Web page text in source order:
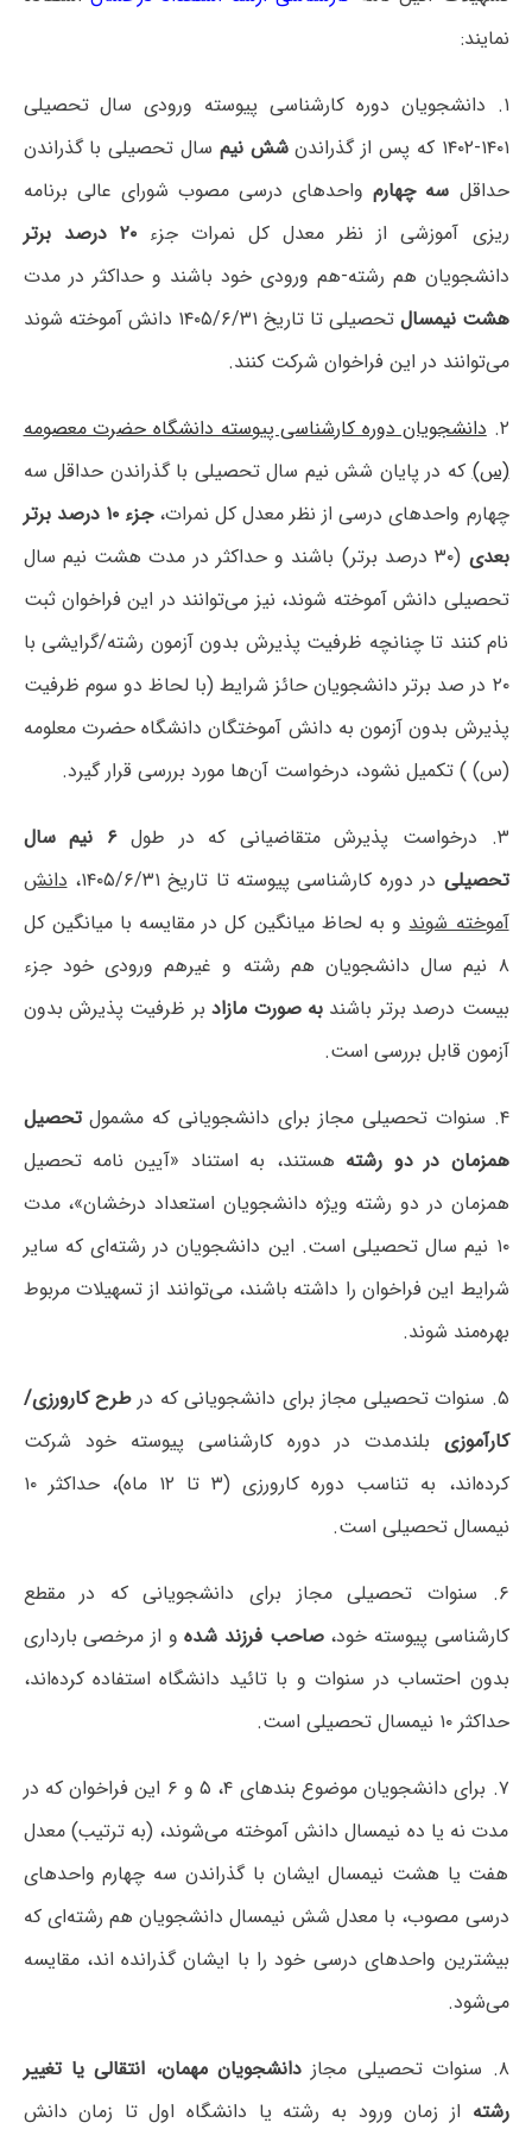
نمایند:
۱. دانشجویان دوره کارشناسی پیوسته ورودی سال تحصیلی
۱۴۰۱-۱۴۰۲ که پس از گذراندن
شش نیم سال تحصیلی با گذراندن
حداقل سه چهارمواحدهای درسی مصوب شورای عالی برنامه
ریزی آموزشی از نظر معدل کل نمرات جزء۲۰ درصد برتر
دانشجویان هم رشته-هم ورودی خود باشند و حداکثر در مدت
هشت نیمسال
تحصیلی تا تاریخ ۱۴۰۵/۶/۳۱ دانش آموخته شوند
می‌توانند در این فراخوان شرکت کنند.
۲. دانشجویان دوره کارشناسی پیوسته دانشگاه حضرت معصومه
(س)که در پایان شش نیم سال تحصیلی با گذراندن حداقل سه
چهارم واحدهای درسی از نظر معدل کل نمرات،
جزء ۱۰ درصد برتر
بعدی
(۳۰ درصد برتر) باشند و حداکثر در مدت هشت نیم سال
تحصیلی دانش آموخته شوند، نیز می‌توانند در این فراخوان ثبت
نام کنند تا چنانچه ظرفیت پذیرش بدون آزمون رشته/گرایشی با
۲۰ در صد برتر دانشجویان حائز شرایط (با لحاظ دو سوم ظرفیت
پذیرش بدون آزمون به دانش آموختگان دانشگاه حضرت معلومه
(س) ) تکمیل نشود، درخواست آن‌ها مورد بررسی قرار گیرد.
۳. درخواست پذیرش متقاضیانی که در طول
۶ نیم سال
تحصیلی در دوره کارشناسی پیوسته تا تاریخ ۱۴۰۵/۶/۳۱،
دانش
آموخته شوندو به لحاظ میانگین کل در مقایسه با میانگین کل
۸ نیم سال دانشجویان هم رشته و غیرهم ورودی خود جزء
بیست درصد برتر باشندبه صورت مازادبر ظرفیت پذیرش بدون
آزمون قابل بررسی است.
۴. سنوات تحصیلی مجاز برای دانشجویانی که مشمول
تحصیل
همزمان در دو رشته هستند، به استناد «آیین نامه تحصیل
همزمان در دو رشته ویژه دانشجویان استعداد درخشان»، مدت
۱۰ نیم سال تحصیلی است. این دانشجویان در رشته‌ای که سایر
شرایط این فراخوان را داشته باشند، می‌توانند از تسهیلات مربوط
بهره‌مند شوند.
۵. سنوات تحصیلی مجاز برای دانشجویانی که در
طرح کارورزی/
کارآموزی بلندمدت در دوره کارشناسی پیوسته خود شرکت
کرده‌اند، به تناسب دوره کارورزی (۳ تا ۱۲ ماه)، حداکثر ۱۰
نیمسال تحصیلی است.
۶. سنوات تحصیلی مجاز برای دانشجویانی که در مقطع
کارشناسی پیوسته خود،صاحب فرزند شدهو از مرخصی بارداری
بدون احتساب در سنوات و با تائید دانشگاه استفاده کرده‌اند،
حداکثر ۱۰ نیمسال تحصیلی است.
۷. برای دانشجویان موضوع بندهای ۴، ۵ و ۶ این فراخوان که در
مدت نه یا ده نیمسال دانش آموخته می‌شوند، (به ترتیب) معدل
هفت یا هشت نیمسال ایشان با گذراندن سه چهارم واحدهای
درسی مصوب، با معدل شش نیمسال دانشجویان هم رشته‌ای که
بیشترین واحدهای درسی خود را با ایشان گذرانده اند، مقایسه
می‌شود.
۸. سنوات تحصیلی مجاز
دانشجویان مهمان، انتقالی یا تغییر
رشته از زمان ورود به رشته یا دانشگاه اول تا زمان دانش